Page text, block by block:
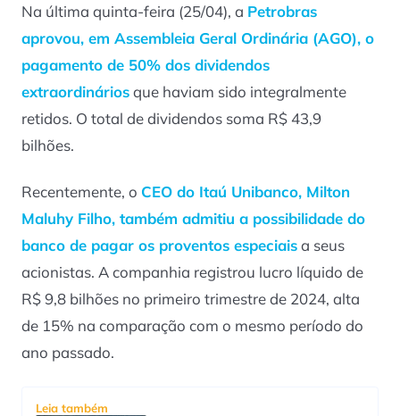
Na última quinta-feira (25/04), a Petrobras
aprovou, em Assembleia Geral Ordinária (AGO), o
pagamento de 50% dos dividendos
extraordináriosque haviam sido integralmente
retidos. O total de dividendos soma R$ 43,9
bilhões.
Recentemente, o CEO do Itaú Unibanco, Milton
Maluhy Filho, também admitiu a possibilidade do
banco de pagar os proventos especiaisa seus
acionistas. A companhia registrou lucro líquido de
R$ 9,8 bilhões no primeiro trimestre de 2024, alta
de 15% na comparação com o mesmo período do
ano passado.
Leia também